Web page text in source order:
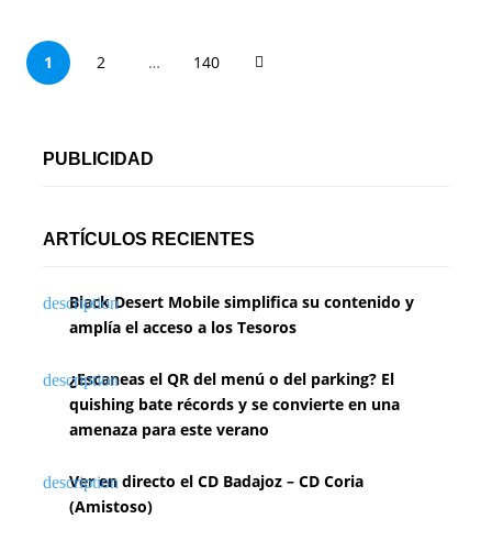
P
g
n
c
ó
d
1 2 … 140
PUBLICIDAD
ARTÍCULOS RECIENTES
Black Desert Mobile simplifica su contenido y
amplía el acceso a los Tesoros
¿Escaneas el QR del menú o del parking? El
quishing bate récords y se convierte en una
amenaza para este verano
Ver en directo el CD Badajoz – CD Coria
(Amistoso)